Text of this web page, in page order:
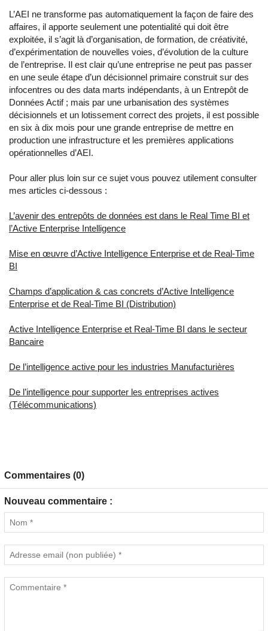
L’AEI ne transforme pas automatiquement la façon de faire des
affaires, il apporte seulement une potentialité qui doit être
exploitée, il s’agit là d’organisation, de formation, de créativité,
d’expérimentation de nouvelles voies, d’évolution de la culture
de l’entreprise. Il est clair qu’une entreprise ne peut pas passer
en une seule étape d’un décisionnel primaire construit sur des
infocentres ou des data marts indépendants, à un Entrepôt de
Données Actif ; mais par une urbanisation des systèmes
décisionnels et un lotissement correct des projets, il est possible
en six à dix mois pour une grande entreprise de mettre en
production une infrastructure et les premières applications
opérationnelles d’AEI.
Pour aller plus loin sur ce sujet vous pouvez utilement consulter
mes articles ci-dessous :
L’avenir des entrepôts de données est dans le Real Time BI et
l’Active Enterprise Intelligence
Mise en œuvre d’Active Intelligence Enterprise et de Real-Time
BI
Champs d’application & cas concrets d’Active Intelligence
Enterprise et de Real-Time BI (Distribution)
Active Intelligence Enterprise et Real-Time BI dans le secteur
Bancaire
De l’intelligence active pour les industries Manufacturières
De l’intelligence pour supporter les entreprises actives
(Télécommunications)
Commentaires (0)
Nouveau commentaire :